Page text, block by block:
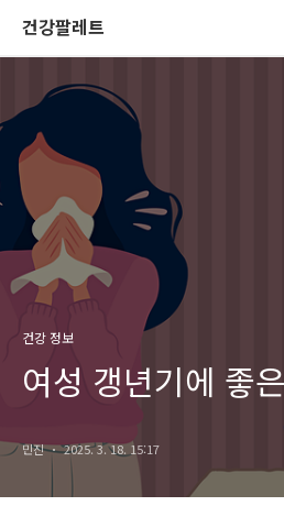
건강팔레트
건강 정보
여성 갱년기에 좋
민진 2025. 3. 18. 15:17